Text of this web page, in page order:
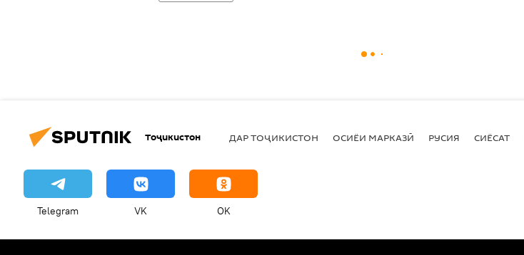
Тоҷикистон ДАР ТОҶИКИСТОН ОСИЁИ МАРКАЗӢ РУСИЯ СИЁСАТ
Telegram VK OK